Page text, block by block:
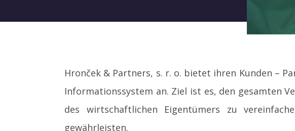
Hronček & Partners, s. r. o. bietet ihren Kunden –
Informationssystem an. Ziel ist es, den gesamten
des wirtschaftlichen Eigentümers zu
gewährleisten.